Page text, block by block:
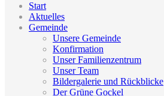
Start
Aktuelles
Gemeinde
Unsere Gemeinde
Konfirmation
Unser Familienzentrum
Unser Team
Bildergalerie und Rückblicke
Der Grüne Gockel